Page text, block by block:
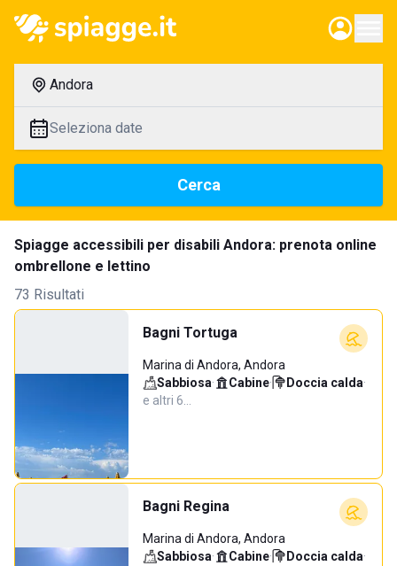
Andora
Seleziona date
Cerca
Spiagge accessibili per disabili Andora: prenota online
ombrellone e lettino
73 Risultati
Bagni Tortuga
Marina di Andora, Andora
Sabbiosa· Cabine· Doccia calda·
e altri 6…
Bagni Regina
Marina di Andora, Andora
Sabbiosa· Cabine· Doccia calda·